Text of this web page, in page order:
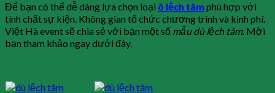
Để bạn có thể dễ dàng lựa chọn loại ô lệch tâm phù hợp với
tính chất sự kiện. Không gian tổ chức chương trình và kinh phí.
Việt Hà event sẽ chia sẻ với bạn một số mẫu dù lệch tâm. Mời
bạn tham khảo ngay dưới đây.